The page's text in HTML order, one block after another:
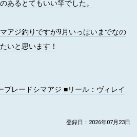
あるとてもいい竿でした。
アジ釣りですが9月いっぱいまでなの
いと思います！
ブレードシマアジ■リール ：ヴィレイ
登録日：2026年07月23日